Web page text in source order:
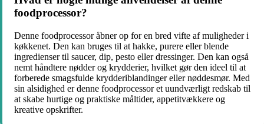
foodprocessor?
Denne foodprocessor åbner op for en bred vifte af muligheder i
køkkenet. Den kan bruges til at hakke, purere eller blende
ingredienser til saucer, dip, pesto eller dressinger. Den kan også
nemt håndtere nødder og krydderier, hvilket gør den ideel til at
forberede smagsfulde krydderiblandinger eller nøddesmør. Med
sin alsidighed er denne foodprocessor et uundværligt redskab til
at skabe hurtige og praktiske måltider, appetitvækkere og
kreative opskrifter.